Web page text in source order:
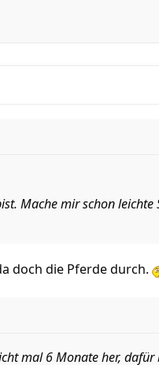
Mache mir schon leichte
doch die Pferde durch.
mal 6 Monate her,